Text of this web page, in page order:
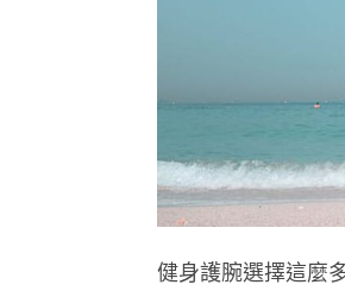
健身護腕選擇這麼